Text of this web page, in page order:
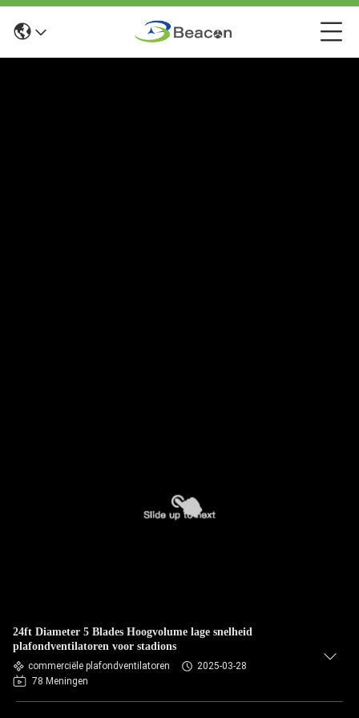
24ft Diameter 5 Blades Hoogvolume lage snelheid
plafondventilatoren voor stadions
commerciële plafondventilatoren
2025-03-28
78 Meningen